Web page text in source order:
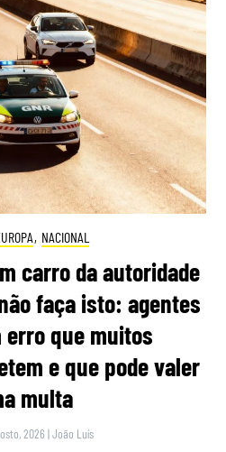
, NACIONAL
carro da autoridade
faça isto: agentes
que muitos
e que pode valer
multa
2026 |João Luís